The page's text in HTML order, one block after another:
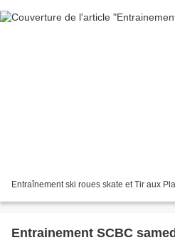
Entraînement ski roues skate et Tir aux
Entrainement SCBC